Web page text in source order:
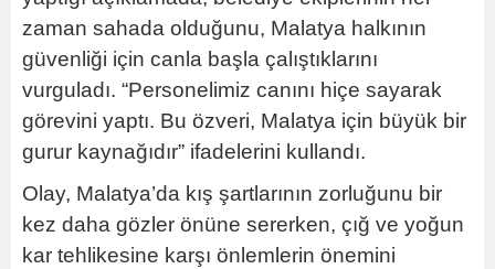
zaman sahada olduğunu, Malatya halkının
güvenliği için canla başla çalıştıklarını
vurguladı. “Personelimiz canını hiçe sayarak
görevini yaptı. Bu özveri, Malatya için büyük bir
gurur kaynağıdır” ifadelerini kullandı.
Olay, Malatya’da kış şartlarının zorluğunu bir
kez daha gözler önüne sererken, çığ ve yoğun
kar tehlikesine karşı önlemlerin önemini